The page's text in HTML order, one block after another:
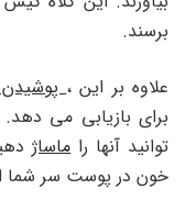
برسند.
علاوه بر این ،
برای بازیابی می
توانید آنها راماساژ
خون در پوست سر شما